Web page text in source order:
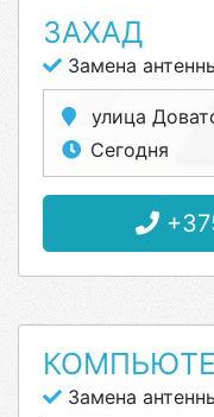
ЗАХАД
Замена
улица
Сегодня
Замена